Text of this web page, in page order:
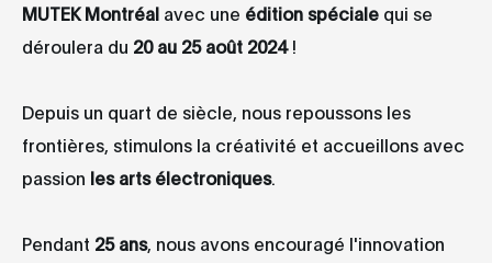
MUTEK Montréal avec une édition spéciale qui se
déroulera du 20 au 25 août 2024!
Depuis un quart de siècle, nous repoussons les
frontières, stimulons la créativité et accueillons avec
passion les arts électroniques.
Pendant 25 ans, nous avons encouragé l'innovation